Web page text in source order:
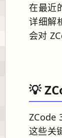
在最近
详细解
会对
💡
ZCode
这些关